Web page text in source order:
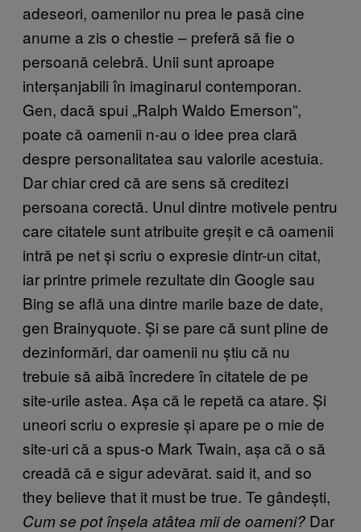
adeseori, oamenilor nu prea le pasă cine
anume a zis o chestie – preferă să fie o
persoană celebră. Unii sunt aproape
interșanjabili în imaginarul contemporan.
Gen, dacă spui „Ralph Waldo Emerson”,
poate că oamenii n-au o idee prea clară
despre personalitatea sau valorile acestuia.
Dar chiar cred că are sens să creditezi
persoana corectă. Unul dintre motivele pentru
care citatele sunt atribuite greșit e că oamenii
intră pe net și scriu o expresie dintr-un citat,
iar printre primele rezultate din Google sau
Bing se află una dintre marile baze de date,
gen Brainyquote. Și se pare că sunt pline de
dezinformări, dar oamenii nu știu că nu
trebuie să aibă încredere în citatele de pe
site-urile astea. Așa că le repetă ca atare. Și
uneori scriu o expresie și apare pe o mie de
site-uri că a spus-o Mark Twain, așa că o să
creadă că e sigur adevărat. said it, and so
they believe that it must be true. Te gândești,
Cum se pot înșela atâtea mii de oameni? Dar